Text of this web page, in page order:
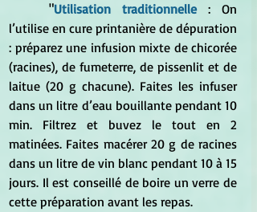
	"
Utilisation traditionnelle : On
l’utilise en cure printanière de dépuration
: préparez une infusion mixte de chicorée
(racines), de fumeterre, de pissenlit et de
laitue (20 g chacune). Faites les infuser
dans un litre d’eau bouillante pendant 10
min. Filtrez et buvez le tout en 2
matinées. Faites macérer 20 g de racines
dans un litre de vin blanc pendant 10 à 15
jours. Il est conseillé de boire un verre de
cette préparation avant les repas.